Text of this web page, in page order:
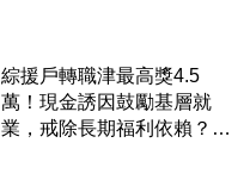
綜援戶轉職津最高獎4.5
萬！現金誘因鼓勵基層就
業，戒除長期福利依賴？鄧